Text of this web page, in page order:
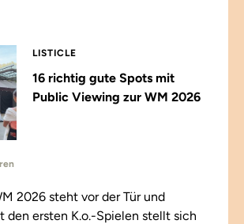
LISTICLE
16 richtig gute Spots mit
Public Viewing zur WM 2026
2026 steht vor der Tür und
den ersten K.o.-Spielen stellt sich